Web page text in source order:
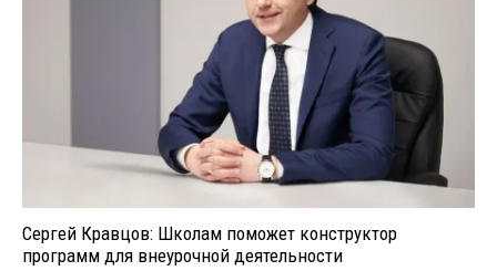
Сергей Кравцов: Школам поможет конструктор
программ для внеурочной деятельности